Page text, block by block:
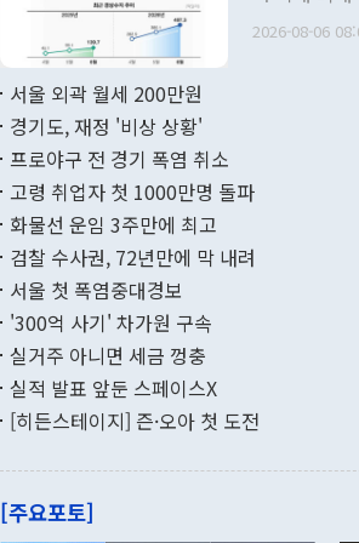
관의 무리한
다. [정동영 통일부 장관이 지난달 23일 오후 서울 종로구 정부서울청사에
무너졌다고
함께 4자 대
"우리의 선
관은 업무
료=한국은행] 한국은행이 6일 발표한 '2026년 6월 국제수지(잠정)'
며 월간 기
196.9% 급
수출은
기록했지만
로 전환됐다.
는 배당수입
2026-08-06
서울 외곽 월세 200만원
경기도, 재정 '비상 상황'
프로야구 전 경기 폭염 취소
고령 취업자 첫 1000만명 돌파
화물선 운임 3주만에 최고
검찰 수사권, 72년만에 막 내려
서울 첫 폭염중대경보
'300억 사기' 차가원 구속
실거주 아니면 세금 껑충
실적 발표 앞둔 스페이스X
[히든스테이지] 즌·오아 첫 도전
[주요포토]